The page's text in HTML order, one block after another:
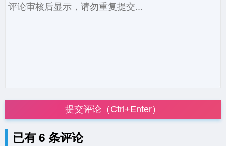
提交评论（Ctrl+Enter）
已有 6 条评论